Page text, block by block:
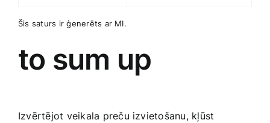
Šis saturs ir ģenerēts ar MI.
to sum up
Izvērtējot veikala​ preču izvietošanu, kļūst